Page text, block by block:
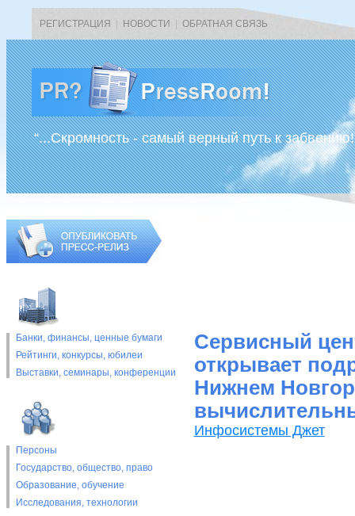
РЕГИСТРАЦИЯ НОВОСТИ ОБРАТНАЯ СВЯЗЬ
“...Скромность - самый верный путь к
Банки, финансы, ценные бумаги
Рейтинги, конкурсы, юбилеи
Выставки, cеминары, конференции
Персоны
Государство, общество, право
Образование, обучение
Исследования, технологии
Сервисный
открывает
Нижнем
Инфосистемы Джет